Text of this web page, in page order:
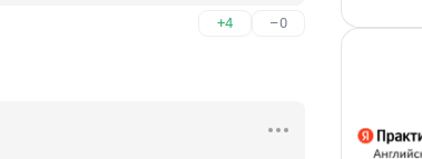
+4 –0